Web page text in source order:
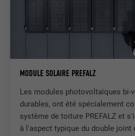
MODULE SOLAIRE PREFALZ
Les modules photovoltaïques bi-
durables, ont été spécialement
système de toiture PREFALZ et
à l'aspect typique du double joint